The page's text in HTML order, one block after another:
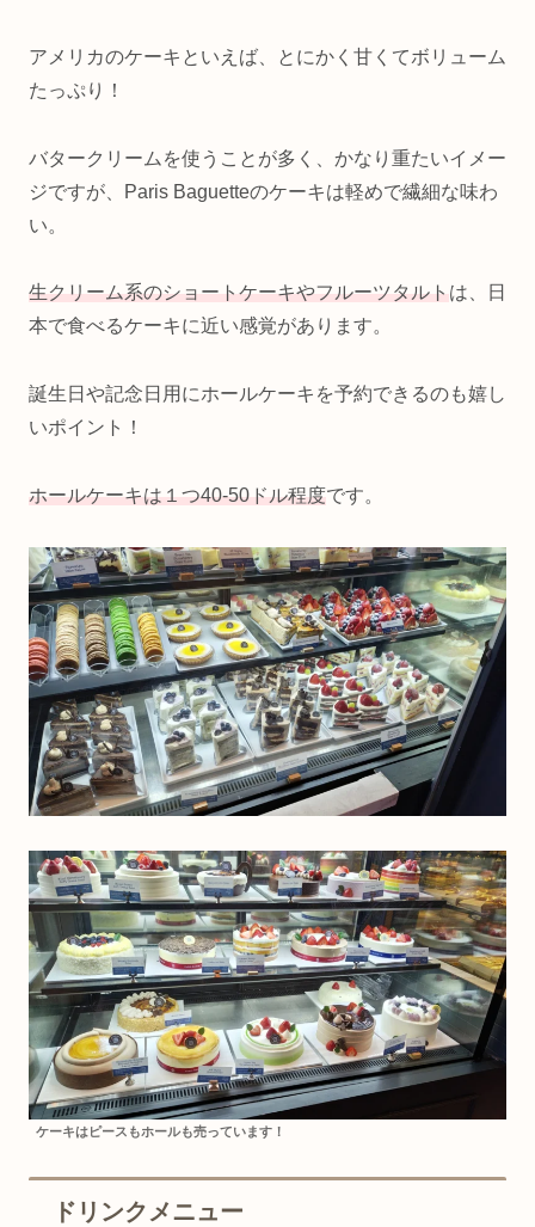
アメリカのケーキといえば、とにかく甘くてボリューム
たっぷり！
バタークリームを使うことが多く、かなり重たいイメー
ジですが、Paris Baguetteのケーキは軽めで繊細な味わ
い。
生クリーム系のショートケーキやフルーツタルトは、日
本で食べるケーキに近い感覚があります。
誕生日や記念日用にホールケーキを予約できるのも嬉し
いポイント！
ホールケーキは１つ40-50ドル程度です。
ケーキはピースもホールも売っています！
ドリンクメニュー